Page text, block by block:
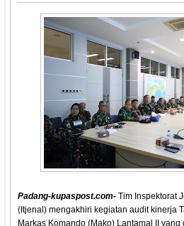
Padang-kupaspost.com- Tim Inspektorat
(Itjenal) mengakhiri kegiatan audit kinerja
Markas Komando (Mako) Lantamal II